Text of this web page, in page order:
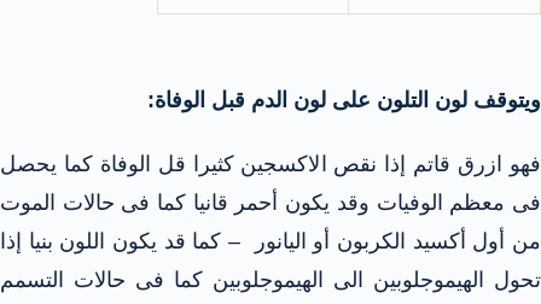
ويتوقف لون التلون على لون الدم قبل الوفاة:
فهو ازرق قاتم إذا نقص الاكسجين كثيرا قل الوفاة كما يحصل
فى معظم الوفيات وقد يكون أحمر قانيا كما فى حالات الموت
من أول أكسيد الكربون أو اليانور – كما قد يكون اللون بنيا إذا
تحول الهيموجلوبين الى الهيموجلوبين كما فى حالات التسمم